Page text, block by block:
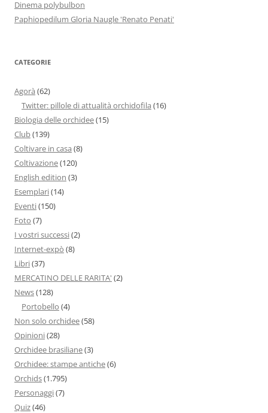
Dinema polybulbon
Paphiopedilum Gloria Naugle 'Renato Penati'
CATEGORIE
Agorà (62)
Twitter: pillole di attualità orchidofila (16)
Biologia delle orchidee(15)
Club(139)
Coltivare in casa (8)
Coltivazione(120)
English edition (3)
Esemplari(14)
Eventi(150)
Foto (7)
I vostri successi(2)
Internet-expò (8)
Libri(37)
MERCATINO DELLE RARITA' (2)
News(128)
Portobello (4)
Non solo orchidee(58)
Opinioni(28)
Orchidee brasiliane(3)
Orchidee: stampe antiche(6)
Orchids(1.795)
Personaggi(7)
Quiz(46)